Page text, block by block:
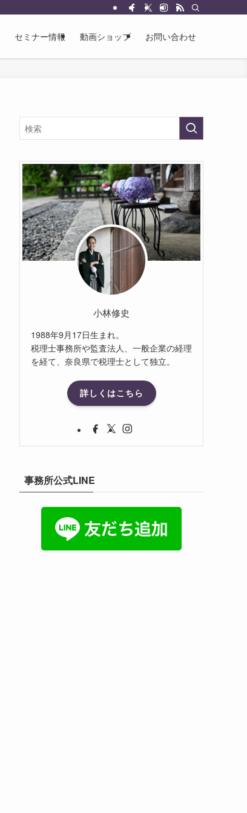
セミナー情報 動画ショップ お問い合わせ
小林修史
1988年9月17日生まれ。
税理士事務所や監査法人、一般企業の経理
を経て、奈良県で税理士として独立。
詳しくはこちら
事務所公式LINE